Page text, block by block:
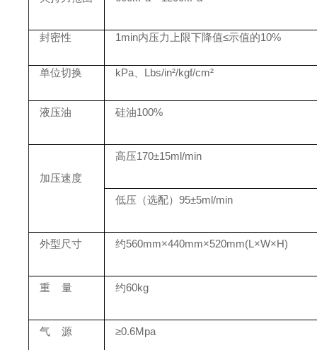
封密性 1min内压力上限下降值≤示值的10%
单位切换 kPa、Lbs/in²/kgf/cm²
液压油 硅油100%
加压速度
高压170±15ml/min
低压（选配） 95±5ml/min
外型尺寸 约560mm×440mm×520mm(L×W×H)
重 量 约60kg
气 源 ≥0.6Mpa